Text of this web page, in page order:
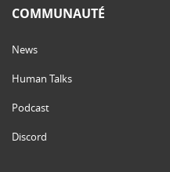
COMMUNAUTÉ
News
Human Talks
Podcast
Discord